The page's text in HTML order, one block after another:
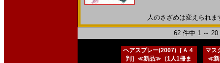
人のさざめは変えられ
62 件中 1 ～
ヘアスプレー(2007)［Ａ４
判］≪新品≫（1人1冊ま
マス
≪新